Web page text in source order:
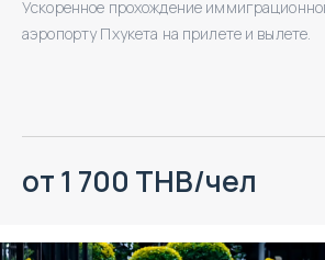
Ускоренное прохождение
аэропорту Пхукета на прилете и вылете.
от 1 700 THB/чел